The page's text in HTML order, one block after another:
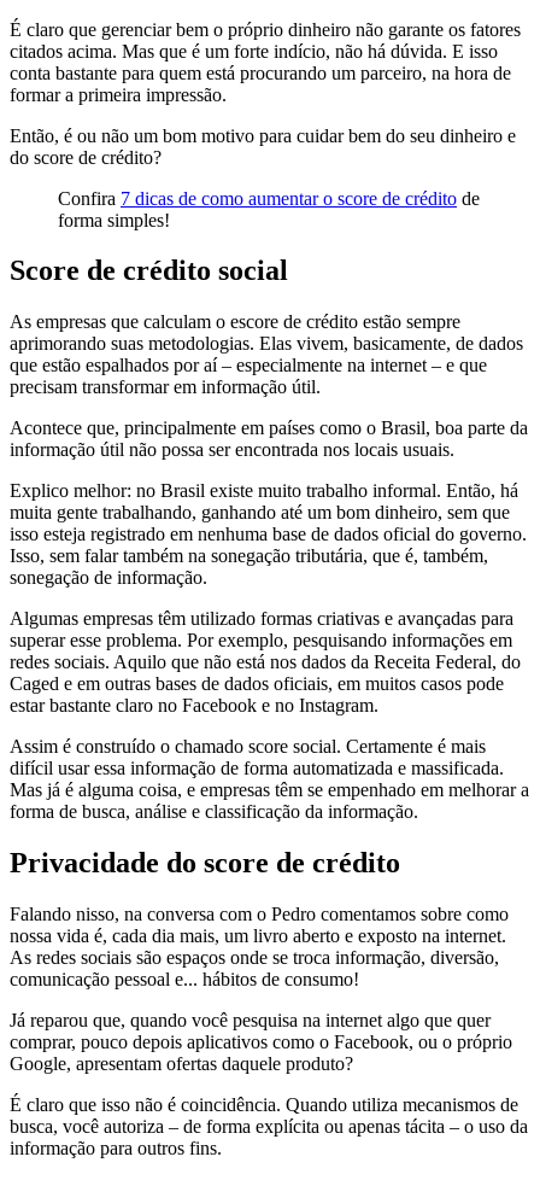
É claro que gerenciar bem o próprio dinheiro não garante os fatores
citados acima. Mas que é um forte indício, não há dúvida. E isso
conta bastante para quem está procurando um parceiro, na hora de
formar a primeira impressão.
Então, é ou não um bom motivo para cuidar bem do seu dinheiro e
do score de crédito?
Confira 7 dicas de como aumentar o score de crédito de
forma simples!
Score de crédito social
As empresas que calculam o escore de crédito estão sempre
aprimorando suas metodologias. Elas vivem, basicamente, de dados
que estão espalhados por aí – especialmente na internet – e que
precisam transformar em informação útil.
Acontece que, principalmente em países como o Brasil, boa parte da
informação útil não possa ser encontrada nos locais usuais.
Explico melhor: no Brasil existe muito trabalho informal. Então, há
muita gente trabalhando, ganhando até um bom dinheiro, sem que
isso esteja registrado em nenhuma base de dados oficial do governo.
Isso, sem falar também na sonegação tributária, que é, também,
sonegação de informação.
Algumas empresas têm utilizado formas criativas e avançadas para
superar esse problema. Por exemplo, pesquisando informações em
redes sociais. Aquilo que não está nos dados da Receita Federal, do
Caged e em outras bases de dados oficiais, em muitos casos pode
estar bastante claro no Facebook e no Instagram.
Assim é construído o chamado score social. Certamente é mais
difícil usar essa informação de forma automatizada e massificada.
Mas já é alguma coisa, e empresas têm se empenhado em melhorar a
forma de busca, análise e classificação da informação.
Privacidade do score de crédito
Falando nisso, na conversa com o Pedro comentamos sobre como
nossa vida é, cada dia mais, um livro aberto e exposto na internet.
As redes sociais são espaços onde se troca informação, diversão,
comunicação pessoal e... hábitos de consumo!
Já reparou que, quando você pesquisa na internet algo que quer
comprar, pouco depois aplicativos como o Facebook, ou o próprio
Google, apresentam ofertas daquele produto?
É claro que isso não é coincidência. Quando utiliza mecanismos de
busca, você autoriza – de forma explícita ou apenas tácita – o uso da
informação para outros fins.